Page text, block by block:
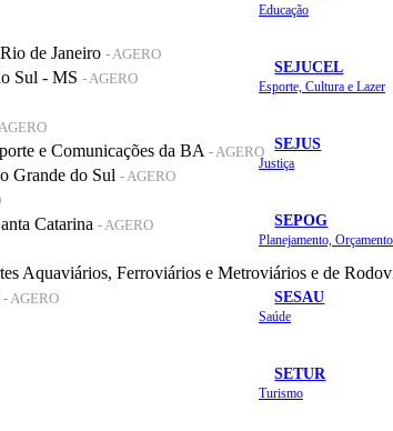
Educação
SEJUCEL
Esporte, Cultura e Lazer
SEJUS
Justiça
SEPOG
SESAU
Saúde
SETUR
Turismo
de Janeiro - AGERO
Sul - MS - AGERO
e Comunicações da BA - AGERO
Grande do Sul - AGERO
Catarina - AGERO
Aquaviários, Ferroviários e Metroviários e de
- AGERO